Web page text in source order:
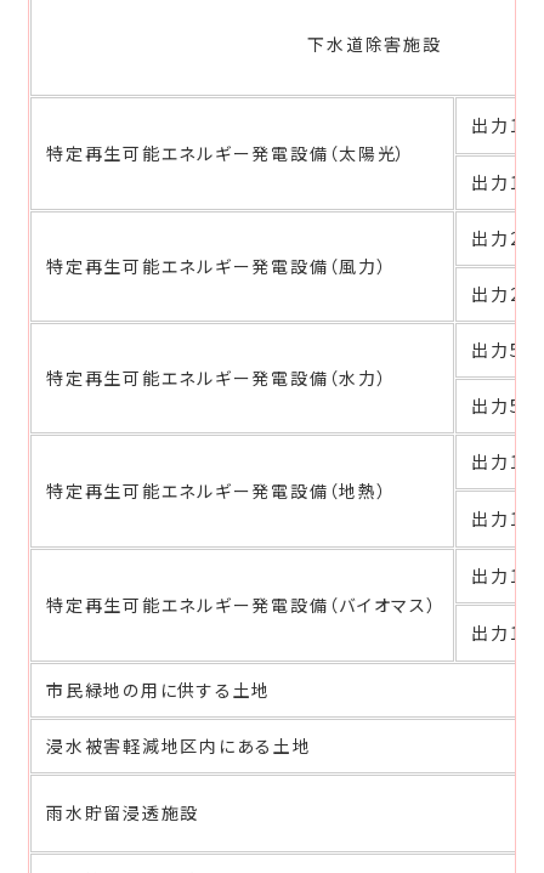
下水道除害施設
特定再生可能エネルギー発電設備（太陽光）
出力
出力
特定再生可能エネルギー発電設備（風力）
出力
出力
特定再生可能エネルギー発電設備（水力）
出力5
出力5
特定再生可能エネルギー発電設備（地熱）
出力
出力
特定再生可能エネルギー発電設備（バイオマス）
出力1
出力1
市民緑地の用に供する土地
浸水被害軽減地区内にある土地
雨水貯留浸透施設